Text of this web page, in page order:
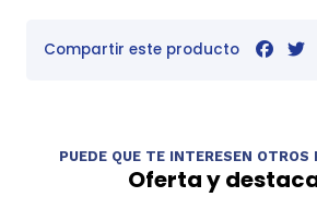
Compartir este producto
PUEDE QUE TE INTERESEN OTROS
Oferta y